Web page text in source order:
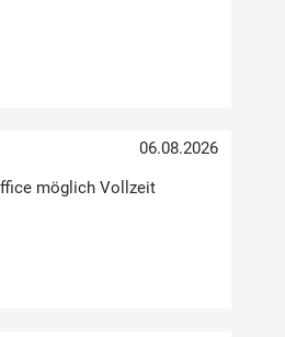
06.08.2026
möglich Vollzeit